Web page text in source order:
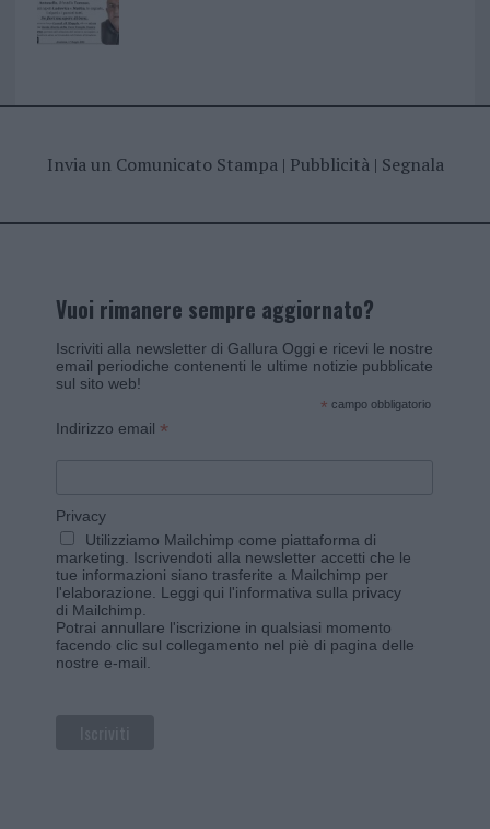
Invia un Comunicato Stampa| Pubblicità| Segnala
Vuoi rimanere sempre aggiornato?
Iscriviti alla newsletter di Gallura Oggi e ricevi le nostre
email periodiche contenenti le ultime notizie pubblicate
sul sito web!
* campo obbligatorio
Indirizzo email *
Privacy
Utilizziamo Mailchimp come piattaforma di
marketing. Iscrivendoti alla newsletter accetti che le
tue informazioni siano trasferite a Mailchimp per
l'elaborazione. Leggi qui l'informativa sulla privacy
di Mailchimp
Potrai annullare l'iscrizione in qualsiasi momento
facendo clic sul collegamento nel piè di pagina delle
nostre e-mail.